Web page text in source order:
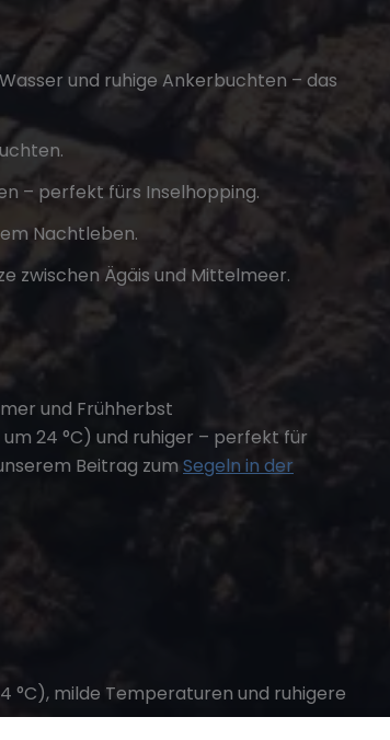
und ruhige Ankerbuchten – das
– perfekt fürs Inselhopping.
Nachtleben.
zwischen Ägäis und Mittelmeer.
und Frühherbst
24 °C) und ruhiger – perfekt für
Beitrag zumSegeln in der
°C), milde Temperaturen und ruhigere